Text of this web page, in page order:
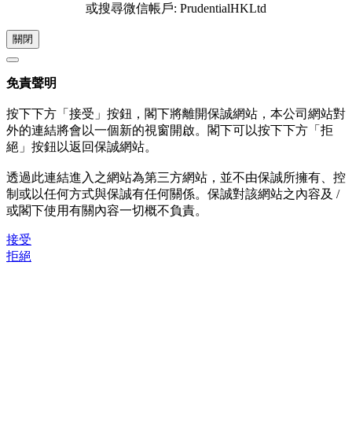
或搜尋微信帳戶: PrudentialHKLtd
關閉
免責聲明
按下下方「接受」按鈕，閣下將離開保誠網站，本公司網站對
外的連結將會以一個新的視窗開啟。閣下可以按下下方「拒
絕」按鈕以返回保誠網站。
透過此連結進入之網站為第三方網站，並不由保誠所擁有、控
制或以任何方式與保誠有任何關係。保誠對該網站之內容及 /
或閣下使用有關內容一切概不負責。
接受
拒絕